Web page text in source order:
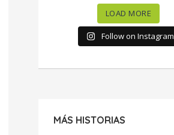
LOAD MORE
Follow on Instagram
MÁS HISTORIAS